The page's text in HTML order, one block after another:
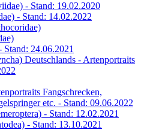
- Stand: 19.02.2020
- Stand: 14.02.2022
Stand: 24.06.2021
Deutschlands - Artenportraits
Fangschrecken,
etc. - Stand: 09.06.2022
- Stand: 12.02.2021
- Stand: 13.10.2021